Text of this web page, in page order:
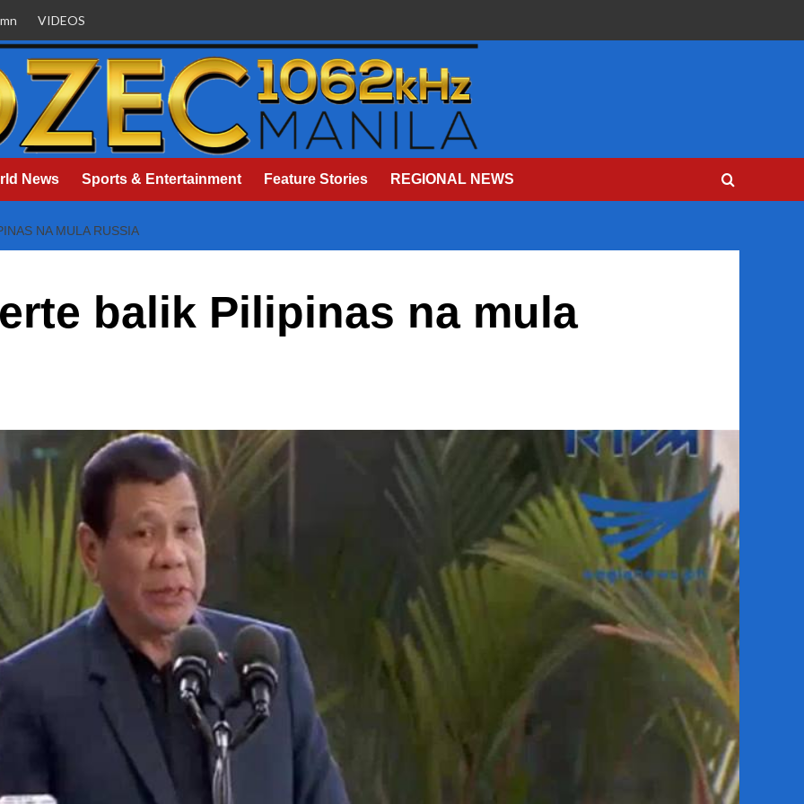
VIDEOS
News Sports & Entertainment Feature Stories REGIONAL NEWS
NA MULA RUSSIA
balik Pilipinas na mula